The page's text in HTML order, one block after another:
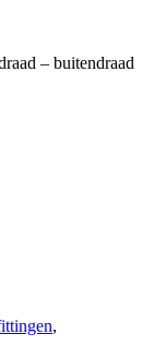
– buitendraad
,